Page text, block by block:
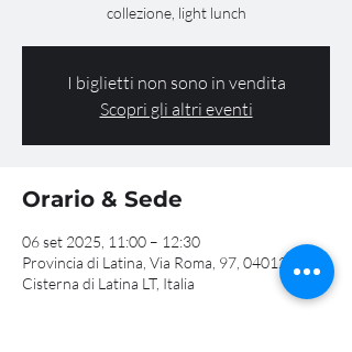
collezione, light lunch
I biglietti non sono in vendita
Scopri gli altri eventi
Orario & Sede
06 set 2025, 11:00 – 12:30
Provincia di Latina, Via Roma, 97, 04012
Cisterna di Latina LT, Italia